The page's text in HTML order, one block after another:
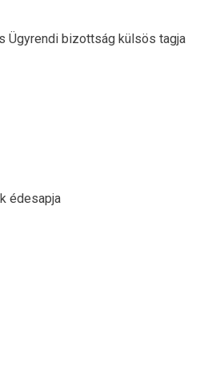
Ügyrendi bizottság külsös tagja
édesapja